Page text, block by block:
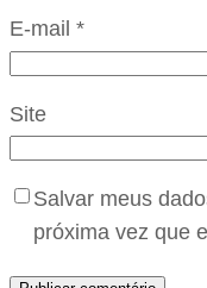
E-mail *
Site
Salvar meus
próxima vez que